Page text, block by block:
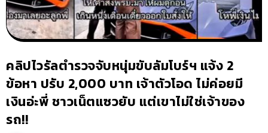
คลิปไวรัลตำรวจจับหนุ่มขับลัมโบร์ฯ แจ้ง 2
ข้อหา ปรับ 2,000 บาท เจ้าตัวโอด ไม่ค่อยมี
เงินอ่ะพี่ ชาวเน็ตแซวยับ แต่เขาไม่ใช่เจ้าของ
รถ!!